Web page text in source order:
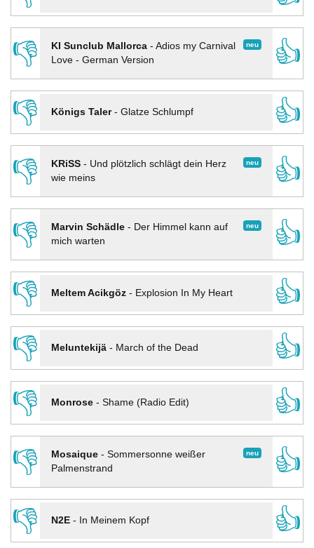
👎
neu
KI Sunclub Mallorca- Adios my Carnival
Love - German Version
👍
👎
Königs Taler- Glatze Schlumpf
👍
👎
neu
KRiSS- Und plötzlich schlägt dein Herz
wie meins
👍
👎 neu
Marvin Schädle- Der Himmel kann auf
mich warten
👍
👎
Meltem Acikgöz- Explosion In My Heart
👍
👎
Meluntekijä- March of the Dead
👍
👎
Monrose- Shame (Radio Edit)
👍
👎
neu
Mosaique- Sommersonne weißer
Palmenstrand
👍
👎
N2E- In Meinem Kopf
👍